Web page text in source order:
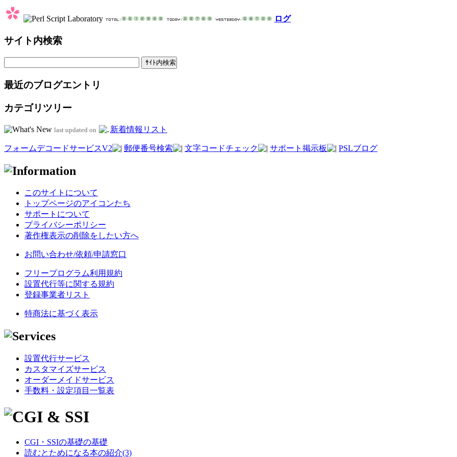
ログ
サイト内検索
最近のブログエントリ
カテゴリツリー
last updated on 新着情報リスト
フォームデコードサービスV2 郵便番号検索 文字コードチェック サポート掲示板 PSLブログ
このサイトについて
トップページのアイコンたち
サポートについて
プライバシーポリシー
著作権表示の削除をしたい方へ
お問い合わせ/依頼/申請窓口
フリープログラム利用規約
設置代行等に関する規約
登録事業者リスト
特商法に基づく表示
設置代行サービス
カスタマイズサービス
オーダーメイドサービス
手数料・設定項目一覧表
CGI・SSIの基礎の基礎
読むとためになる本の紹介(3)